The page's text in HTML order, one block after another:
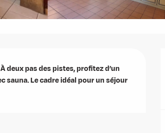
deux pas des pistes, profitez d’un
sauna. Le cadre idéal pour un séjour